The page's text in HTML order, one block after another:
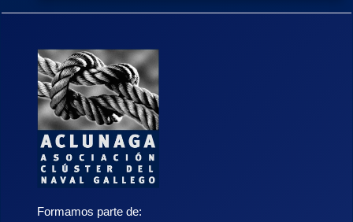
Formamos parte de: